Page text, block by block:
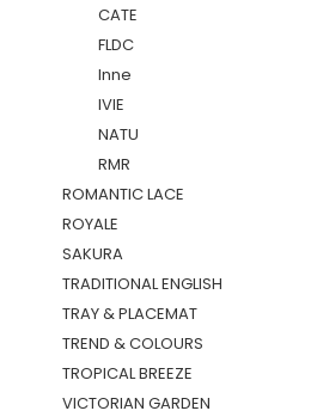
CATE
FLDC
Inne
IVIE
NATU
RMR
ROMANTIC LACE
ROYALE
SAKURA
TRADITIONAL ENGLISH
TRAY & PLACEMAT
TREND & COLOURS
TROPICAL BREEZE
VICTORIAN GARDEN